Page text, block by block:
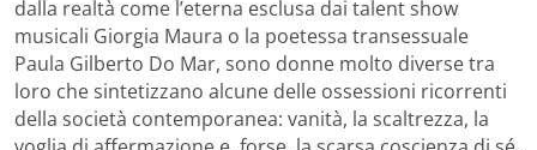
dalla realtà come l’eterna esclusa dai talent show
musicali Giorgia Maura o la poetessa transessuale
Paula Gilberto Do Mar, sono donne molto diverse tra
loro che sintetizzano alcune delle ossessioni ricorrenti
della società contemporanea: vanità, la scaltrezza, la